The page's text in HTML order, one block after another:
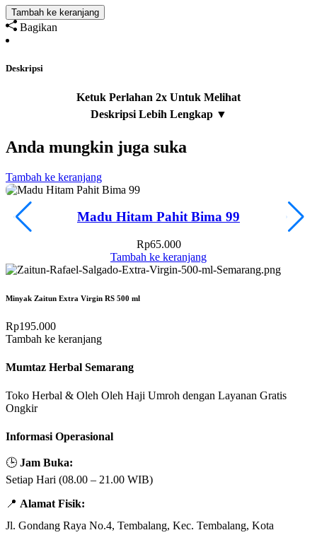
Tambah ke keranjang
Bagikan
Deskripsi
Anda mungkin juga suka
Tambah ke keranjang
Madu Hitam Pahit Bima 99
Rp65.000
Tambah ke keranjang
Minyak Zaitun Extra Virgin RS 500 ml
Rp195.000
Tambah ke keranjang
Mumtaz Herbal Semarang
Toko Herbal & Oleh Oleh Haji Umroh dengan Layanan Gratis
Ongkir
Informasi Operasional
🕒 Jam Buka:
Setiap Hari (08.00 – 21.00 WIB)
📍 Alamat Fisik:
Jl. Gondang Raya No.4, Tembalang, Kec. Tembalang, Kota